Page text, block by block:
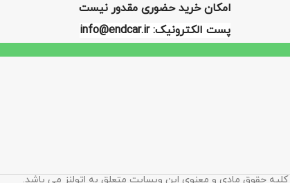
امکان خرید حضوری مقدور نیست
پست الکترونیک: info@endcar.ir
کلیه حقوق مادی و معنوی این وبسایت متعلق به اتولنز می باشد.